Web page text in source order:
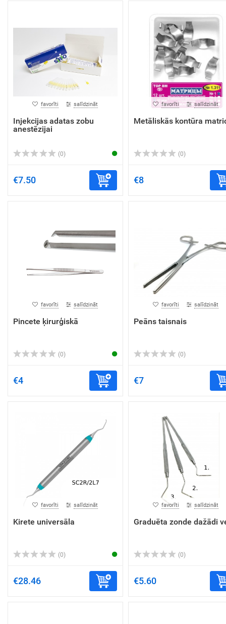
favorīti salīdzināt
Injekcijas adatas zobu
anestēzijai
(0)
€7.50
favorīti salīdzināt
Metāliskās kontūra
(0)
€8
favorīti salīdzināt
Pincete ķirurģiskā
(0)
€4
favorīti salīdzināt
Peāns taisnais
(0)
€7
favorīti salīdzināt
Kirete universāla
(0)
€28.46
favorīti salīdzināt
Graduēta zonde dažādi
(0)
€5.60